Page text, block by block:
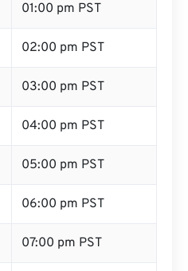
01:00 pm PST
02:00 pm PST
03:00 pm PST
04:00 pm PST
05:00 pm PST
06:00 pm PST
07:00 pm PST